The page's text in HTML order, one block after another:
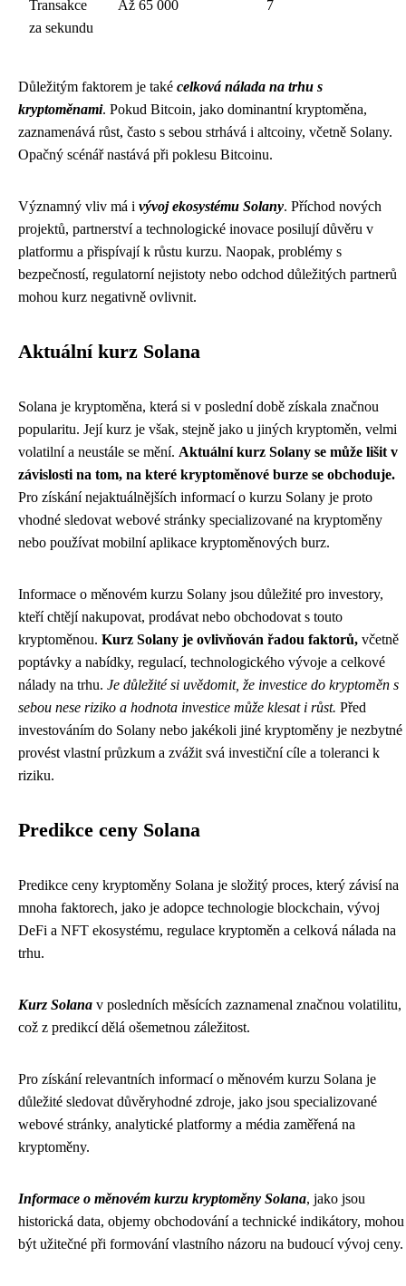
Transakce
za sekundu
Až 65 000 7
Důležitým faktorem je také celková nálada na trhu s
kryptoměnami. Pokud Bitcoin, jako dominantní kryptoměna,
zaznamenává růst, často s sebou strhává i altcoiny, včetně Solany.
Opačný scénář nastává při poklesu Bitcoinu.
Významný vliv má i vývoj ekosystému Solany. Příchod nových
projektů, partnerství a technologické inovace posilují důvěru v
platformu a přispívají k růstu kurzu. Naopak, problémy s
bezpečností, regulatorní nejistoty nebo odchod důležitých partnerů
mohou kurz negativně ovlivnit.
Aktuální kurz Solana
Solana je kryptoměna, která si v poslední době získala značnou
popularitu. Její kurz je však, stejně jako u jiných kryptoměn, velmi
volatilní a neustále se mění. Aktuální kurz Solany se může lišit v
závislosti na tom, na které kryptoměnové burze se obchoduje.
Pro získání nejaktuálnějších informací o kurzu Solany je proto
vhodné sledovat webové stránky specializované na kryptoměny
nebo používat mobilní aplikace kryptoměnových burz.
Informace o měnovém kurzu Solany jsou důležité pro investory,
kteří chtějí nakupovat, prodávat nebo obchodovat s touto
kryptoměnou. Kurz Solany je ovlivňován řadou faktorů, včetně
poptávky a nabídky, regulací, technologického vývoje a celkové
nálady na trhu. Je důležité si uvědomit, že investice do kryptoměn s
sebou nese riziko a hodnota investice může klesat i růst. Před
investováním do Solany nebo jakékoli jiné kryptoměny je nezbytné
provést vlastní průzkum a zvážit svá investiční cíle a toleranci k
riziku.
Predikce ceny Solana
Predikce ceny kryptoměny Solana je složitý proces, který závisí na
mnoha faktorech, jako je adopce technologie blockchain, vývoj
DeFi a NFT ekosystému, regulace kryptoměn a celková nálada na
trhu.
Kurz Solana v posledních měsících zaznamenal značnou volatilitu,
což z predikcí dělá ošemetnou záležitost.
Pro získání relevantních informací o měnovém kurzu Solana je
důležité sledovat důvěryhodné zdroje, jako jsou specializované
webové stránky, analytické platformy a média zaměřená na
kryptoměny.
Informace o měnovém kurzu kryptoměny Solana, jako jsou
historická data, objemy obchodování a technické indikátory, mohou
být užitečné při formování vlastního názoru na budoucí vývoj ceny.